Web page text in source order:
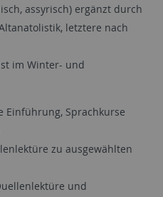
assyrisch) ergänzt durch
letztere nach
im Winter- und
Einführung, Sprachkurse
zu ausgewählten
und